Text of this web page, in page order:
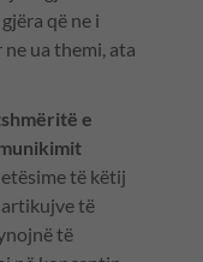
që ne i
ua themi, ata
e
të këtij
të
të